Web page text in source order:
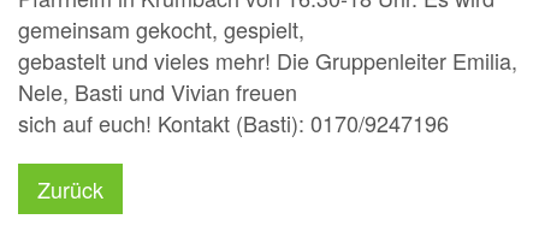
gemeinsam gekocht, gespielt,
gebastelt und vieles mehr! Die Gruppenleiter Emilia,
Nele, Basti und Vivian freuen
sich auf euch! Kontakt (Basti): 0170/9247196
Zurück